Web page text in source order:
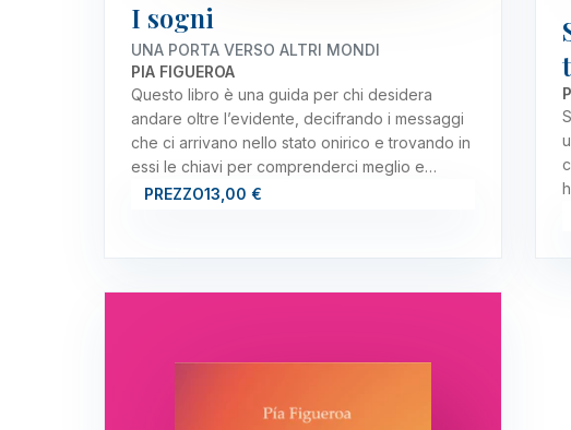
I sogni
UNA PORTA VERSO ALTRI MONDI
PIA FIGUEROA
Questo libro è una guida per chi desidera
andare oltre l’evidente, decifrando i messaggi
che ci arrivano nello stato onirico e trovando in
essi le chiavi per comprenderci meglio e…
PREZZO13,00 €